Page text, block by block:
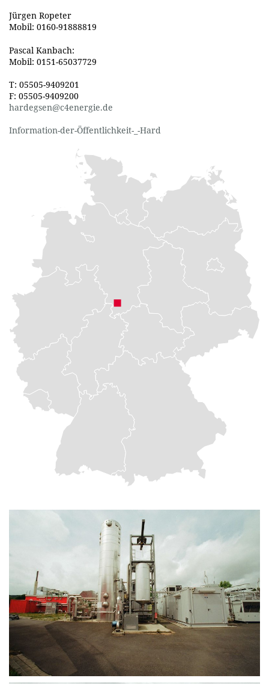
Jürgen Ropeter
Mobil: 0160-91888819
Pascal Kanbach:
Mobil: 0151-65037729
T: 05505-9409201
F: 05505-9409200
hardegsen@c4energie.de
Information-der-Öffentlichkeit-_-Hard